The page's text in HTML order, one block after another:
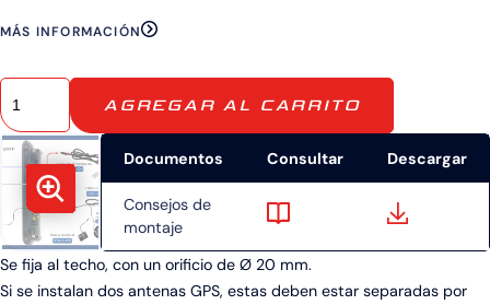
MÁS INFORMACIÓN
AGREGAR AL CARRITO
Documentos Consultar Descargar
Consejos de
montaje
Se fija al techo, con un orificio de Ø 20 mm.
Si se instalan dos antenas GPS, estas deben estar separadas por